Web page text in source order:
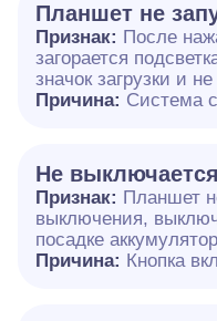
Планшет не
Признак: После
загорается
значок загрузки и
Причина: Система
Не
Признак: Планшет
выключения,
посадке
Причина: Кнопка